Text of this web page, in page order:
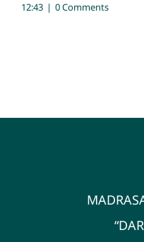
12:43 | 0 Comments